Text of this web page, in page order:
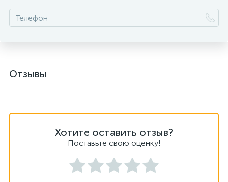
Отзывы
Хотите оставить отзыв?
Поставьте свою оценку!